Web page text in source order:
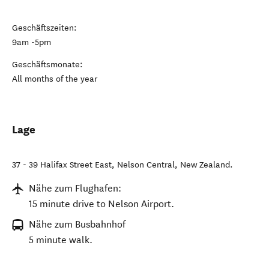
Geschäftszeiten:
9am -5pm
Geschäftsmonate:
All months of the year
Lage
37 - 39 Halifax Street East, Nelson Central, New Zealand.
Nähe zum Flughafen:
15 minute drive to Nelson Airport.
Nähe zum Busbahnhof
5 minute walk.